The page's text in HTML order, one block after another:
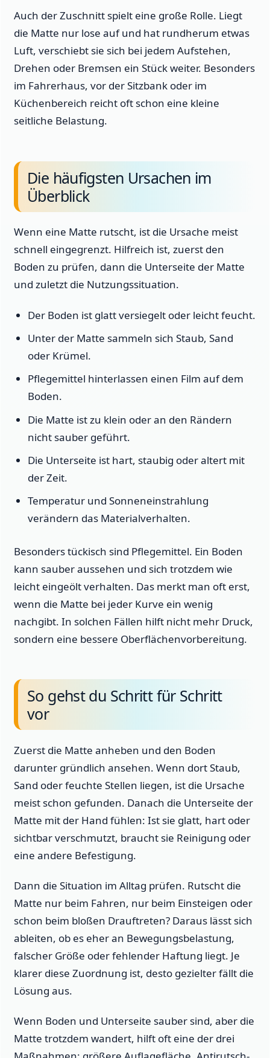
Auch der Zuschnitt spielt eine große Rolle. Liegt
die Matte nur lose auf und hat rundherum etwas
Luft, verschiebt sie sich bei jedem Aufstehen,
Drehen oder Bremsen ein Stück weiter. Besonders
im Fahrerhaus, vor der Sitzbank oder im
Küchenbereich reicht oft schon eine kleine
seitliche Belastung.
Die häufigsten Ursachen im
Überblick
Wenn eine Matte rutscht, ist die Ursache meist
schnell eingegrenzt. Hilfreich ist, zuerst den
Boden zu prüfen, dann die Unterseite der Matte
und zuletzt die Nutzungssituation.
Der Boden ist glatt versiegelt oder leicht feucht.
Unter der Matte sammeln sich Staub, Sand
oder Krümel.
Pflegemittel hinterlassen einen Film auf dem
Boden.
Die Matte ist zu klein oder an den Rändern
nicht sauber geführt.
Die Unterseite ist hart, staubig oder altert mit
der Zeit.
Temperatur und Sonneneinstrahlung
verändern das Materialverhalten.
Besonders tückisch sind Pflegemittel. Ein Boden
kann sauber aussehen und sich trotzdem wie
leicht eingeölt verhalten. Das merkt man oft erst,
wenn die Matte bei jeder Kurve ein wenig
nachgibt. In solchen Fällen hilft nicht mehr Druck,
sondern eine bessere Oberflächenvorbereitung.
So gehst du Schritt für Schritt
vor
Zuerst die Matte anheben und den Boden
darunter gründlich ansehen. Wenn dort Staub,
Sand oder feuchte Stellen liegen, ist die Ursache
meist schon gefunden. Danach die Unterseite der
Matte mit der Hand fühlen: Ist sie glatt, hart oder
sichtbar verschmutzt, braucht sie Reinigung oder
eine andere Befestigung.
Dann die Situation im Alltag prüfen. Rutscht die
Matte nur beim Fahren, nur beim Einsteigen oder
schon beim bloßen Drauftreten? Daraus lässt sich
ableiten, ob es eher an Bewegungsbelastung,
falscher Größe oder fehlender Haftung liegt. Je
klarer diese Zuordnung ist, desto gezielter fällt die
Lösung aus.
Wenn Boden und Unterseite sauber sind, aber die
Matte trotzdem wandert, hilft oft eine der drei